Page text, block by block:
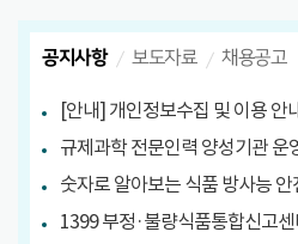
공지사항 보도자료 채용공고